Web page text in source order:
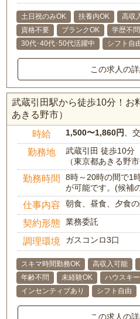
土日祝のみOK 扶養内OK 高収
資格不要
ブランクOK 学歴不問
30代･40代･50代活躍中
シフト自
この求人の
武蔵引田駅から徒歩10分！お
あきる野市）
時給 1,500〜1,860円 、
勤務地
武蔵引田 徒歩10分
（東京都あきる野市
勤務時間
8時～20時の間で1
が可能です。(候補
仕事内容 朝食、昼食、夕食
契約形態 業務委託
調理環境 ガスコンロ3口
スキマ時間勤務OK 高収入可能
年齢不問
未経験OK
ハウスキ
インセンティブあり
シフト自由
この求人の